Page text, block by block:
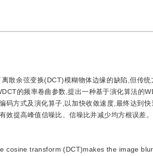
散余弦变换(DCT)模糊物体边缘的缺陷,但传
的频率卷曲参数,提出一种基于演化算法的
码方式及演化算子,以加快收敛速度,最终达到
提高峰值信噪比、信噪比并减少均方根误差。
transform (DCT)makes the image